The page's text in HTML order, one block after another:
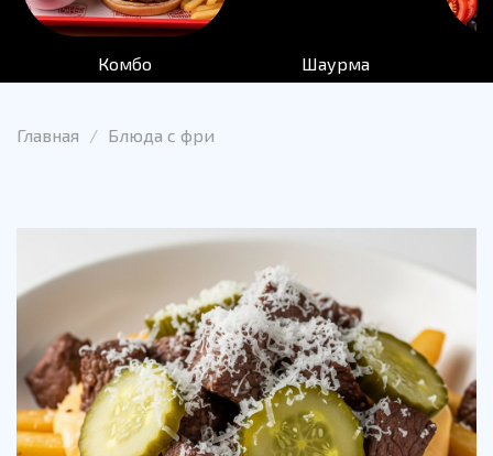
Комбо Шаурма
Главная Блюда с фри